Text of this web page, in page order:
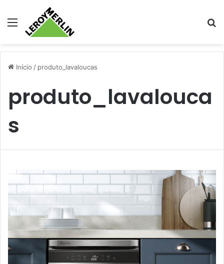
Menu
Início / produto_lavaloucas
produto_lavalouca
s